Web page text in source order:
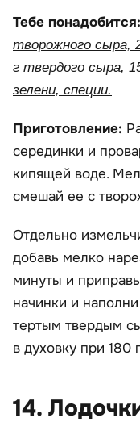
Тебе понадобится:
творожного сыра,
г твердого сыра,
зелени, специи.
Приготовление:
серединки и
кипящей воде.
смешай ее с
Отдельно
добавь мелко
минуты и
начинки и
тертым твердым
в духовку при 180
14.